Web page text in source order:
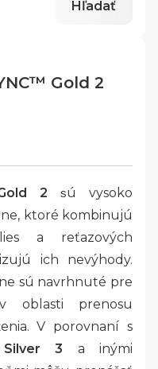
Hľadať
Gold 2
2 sú vysoko
ktoré kombinujú
a reťazových
ich nevýhody.
sú navrhnuté pre
oblasti prenosu
V porovnaní s
3 a inými